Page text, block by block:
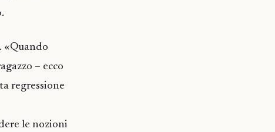
«Quando
– ecco
regressione
le nozioni